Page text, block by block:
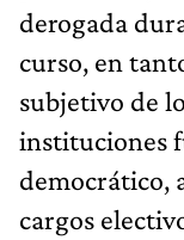
derogada
curso, en
subjetivo de
instituciones
democrático,
cargos